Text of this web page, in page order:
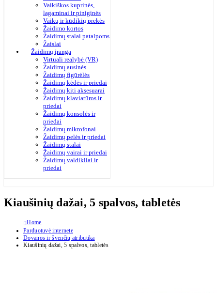
Vaikiškos kuprinės,
lagaminai ir piniginės
Vaikų ir kūdikių prekės
Žaidimo kortos
Žaidimų stalai patalpoms
Žaislai
Žaidimų įranga
Virtuali realybė (VR)
Žaidimų ausinės
Žaidimų figūrėlės
Žaidimų kėdės ir priedai
Žaidimų kiti aksesuarai
Žaidimų klaviatūros ir
priedai
Žaidimų konsolės ir
priedai
Žaidimų mikrofonai
Žaidimų pelės ir priedai
Žaidimų stalai
Žaidimų vairai ir priedai
Žaidimų valdikliai ir
priedai
Kiaušinių dažai, 5 spalvos, tabletės
Home
Parduotuvė internete
Dovanos ir švenčių atributika
Kiaušinių dažai, 5 spalvos, tabletės